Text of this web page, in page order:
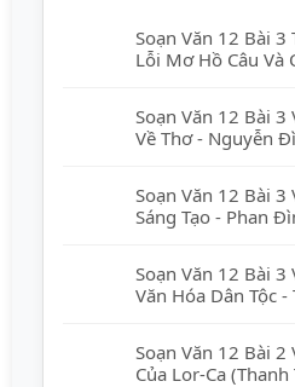
Soạn Văn 12 Bài 3
Lỗi Mơ Hồ Câu Và
Soạn Văn 12 Bài 3
Về Thơ - Nguyễn
Soạn Văn 12 Bài 3
Sáng Tạo - Phan
Soạn Văn 12 Bài 3
Văn Hóa Dân Tộc
Soạn Văn 12 Bài 2
Của Lor-Ca (Thanh